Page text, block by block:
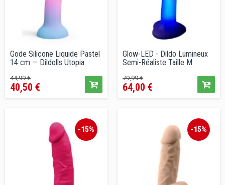
Gode Silicone Liquide Pastel
14 cm — Dildolls Utopia
Prix
de
44,99 €Prix
40,50 €
Glow-LED - Dildo Lumineux
Semi-Réaliste Taille M
Prix
de
79,99 €Prix
64,00 €
-15% -15%